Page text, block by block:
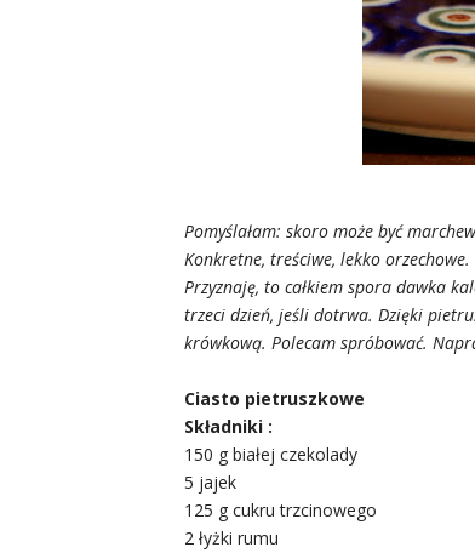
Pomyślałam: skoro może być
Konkretne, treściwe, lekko
Przyznaję, to całkiem spora dawka
trzeci dzień, jeśli dotrwa. Dzięki
krówkową. Polecam spróbować.
Ciasto pietruszkowe
Składniki :
150 g białej czekolady
5 jajek
125 g cukru trzcinowego
2 łyżki rumu